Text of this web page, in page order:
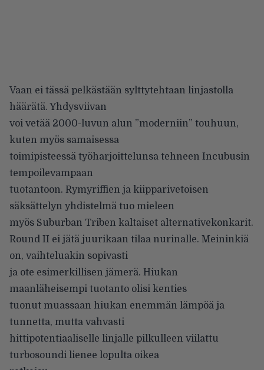
Vaan ei tässä pelkästään sylttytehtaan linjastolla
häärätä. Yhdysviivan
voi vetää 2000-luvun alun ”moderniin” touhuun,
kuten myös samaisessa
toimipisteessä työharjoittelunsa tehneen Incubusin
tempoilevampaan
tuotantoon. Rymyriffien ja kiipparivetoisen
säksättelyn yhdistelmä tuo mieleen
myös Suburban Triben kaltaiset alternativekonkarit.
Round II ei jätä juurikaan tilaa nurinalle. Meininkiä
on, vaihteluakin sopivasti
ja ote esimerkillisen jämerä. Hiukan
maanläheisempi tuotanto olisi kenties
tuonut muassaan hiukan enemmän lämpöä ja
tunnetta, mutta vahvasti
hittipotentiaaliselle linjalle pilkulleen viilattu
turbosoundi lienee lopulta oikea